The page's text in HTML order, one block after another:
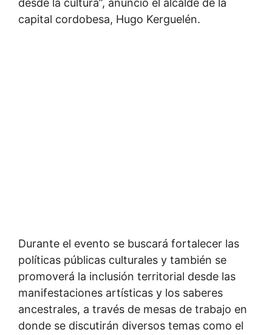
desde la cultura”, anunció el alcalde de la
capital cordobesa, Hugo Kerguelén.
Durante el evento se buscará fortalecer las
políticas públicas culturales y también se
promoverá la inclusión territorial desde las
manifestaciones artísticas y los saberes
ancestrales, a través de mesas de trabajo en
donde se discutirán diversos temas como el